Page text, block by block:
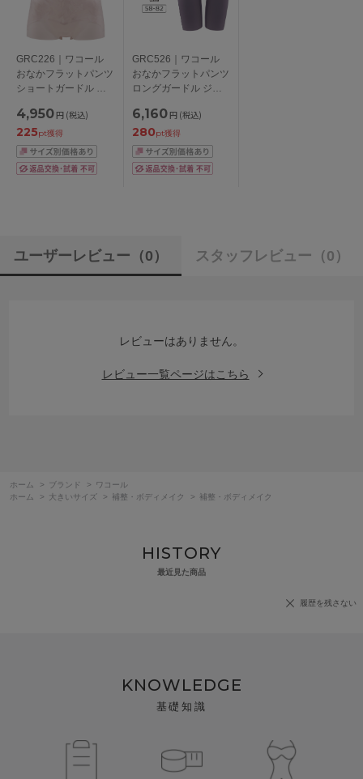
GRC226｜ワコール
おなかフラットパンツ
ショートガードル ジ
イレングス丈
58/64/70/76/82/90
4,950 円 (税込)
225pt獲得
GRC526｜ワコール
おなかフラットパンツ
ロングガードル ジャ
丈 全6色 58-90
6,160 円 (税込)
280pt獲得
ユーザーレビュー （0） スタッフレビュー （0）
レビューはありません。
レビュー一覧ページはこちら
ホーム > ブランド >
ワコール
ホーム
> 大きいサイズ > 補整・ボディメイク > 補整・ボディメイク
HISTORY
最近見た商品
履歴を残さない
KNOWLEDGE
基礎知識